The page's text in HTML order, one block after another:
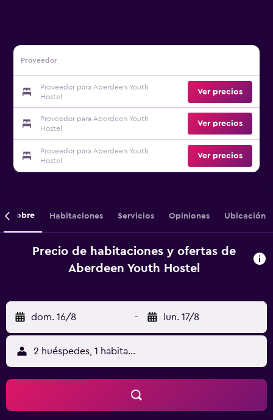
Proveedor
Proveedor para Aberdeen Youth
Hostel
Ver precios
Proveedor para Aberdeen Youth
Hostel
Ver precios
Proveedor para Aberdeen Youth
Hostel
Ver precios
Sobre Habitaciones Servicios Opiniones Ubicación
Precio de habitaciones y ofertas de
Aberdeen Youth Hostel
dom. 16/8 - lun. 17/8
2 huéspedes, 1 habitación